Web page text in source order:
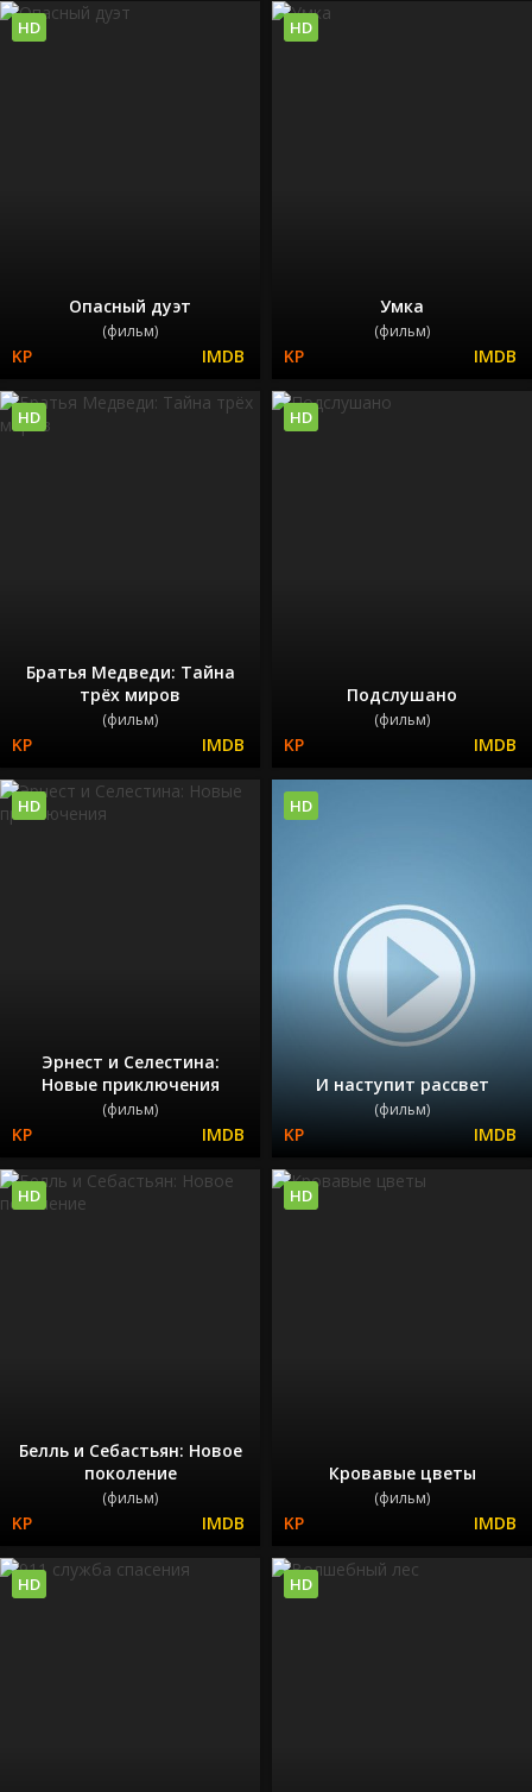
Опасный дуэт
(фильм)
HD
Умка
(фильм)
HD
Братья Медведи: Тайна
трёх миров
(фильм)
HD
Подслушано
(фильм)
HD
Эрнест и Селестина:
Новые приключения
(фильм)
HD
И наступит рассвет
(фильм)
HD
Белль и Себастьян: Новое
поколение
(фильм)
HD
Кровавые цветы
(фильм)
HD
HD HD